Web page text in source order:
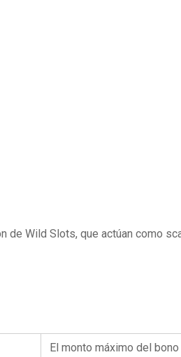
Wild Slots, que actúan como
El monto máximo del